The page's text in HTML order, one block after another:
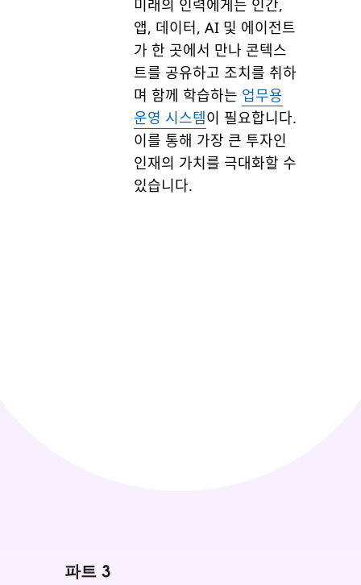
미래의 인력에게는 인간,
앱, 데이터, AI 및 에이전트
가 한 곳에서 만나 콘텍스
트를 공유하고 조치를 취하
며 함께 학습하는 업무용
운영 시스템이 필요합니다.
이를 통해 가장 큰 투자인
인재의 가치를 극대화할 수
있습니다.
파트 3